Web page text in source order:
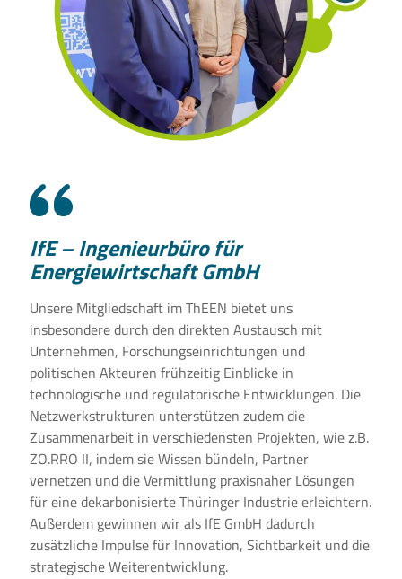
IfE – Ingenieurbüro für
Energiewirtschaft GmbH
Unsere Mitgliedschaft im ThEEN bietet uns
insbesondere durch den direkten Austausch mit
Unternehmen, Forschungseinrichtungen und
politischen Akteuren frühzeitig Einblicke in
technologische und regulatorische Entwicklungen. Die
Netzwerkstrukturen unterstützen zudem die
Zusammenarbeit in verschiedensten Projekten, wie z.B.
ZO.RRO II, indem sie Wissen bündeln, Partner
vernetzen und die Vermittlung praxisnaher Lösungen
für eine dekarbonisierte Thüringer Industrie erleichtern.
Außerdem gewinnen wir als IfE GmbH dadurch
zusätzliche Impulse für Innovation, Sichtbarkeit und die
strategische Weiterentwicklung.